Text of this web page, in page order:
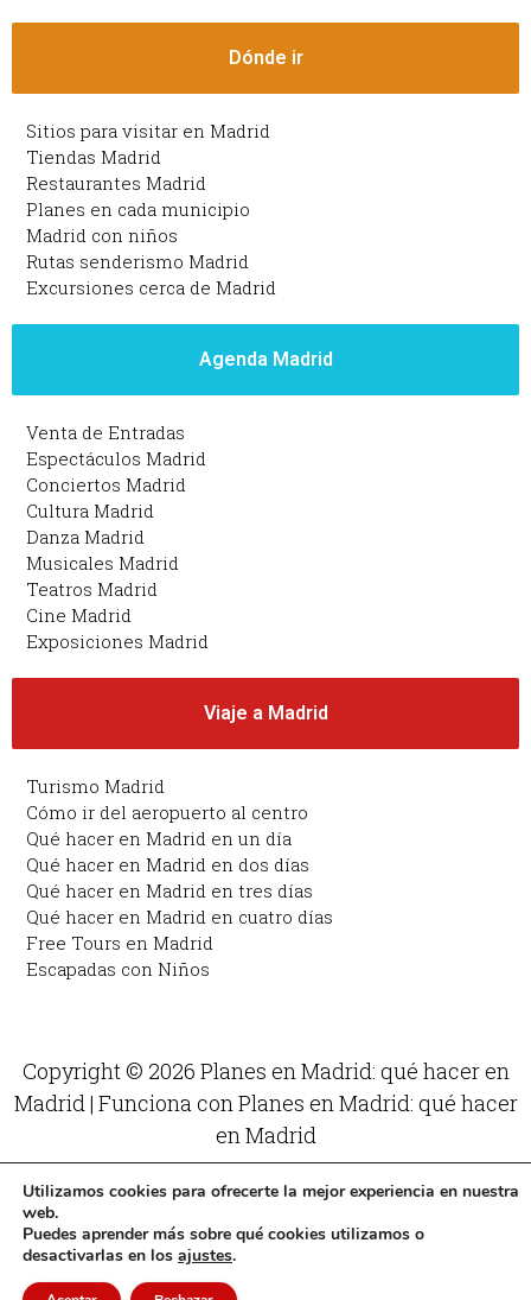
Dónde ir
Sitios para visitar en Madrid
Tiendas Madrid
Restaurantes Madrid
Planes en cada municipio
Madrid con niños
Rutas senderismo Madrid
Excursiones cerca de Madrid
Agenda Madrid
Venta de Entradas
Espectáculos Madrid
Conciertos Madrid
Cultura Madrid
Danza Madrid
Musicales Madrid
Teatros Madrid
Cine Madrid
Exposiciones Madrid
Viaje a Madrid
Turismo Madrid
Cómo ir del aeropuerto al centro
Qué hacer en Madrid en un día
Qué hacer en Madrid en dos días
Qué hacer en Madrid en tres días
Qué hacer en Madrid en cuatro días
Free Tours en Madrid
Escapadas con Niños
Copyright © 2026 Planes en Madrid: qué hacer en
Madrid | Funciona con Planes en Madrid: qué hacer
en Madrid
Utilizamos cookies para ofrecerte la mejor experiencia en nuestra
web.
Puedes aprender más sobre qué cookies utilizamos o
desactivarlas en los ajustes.